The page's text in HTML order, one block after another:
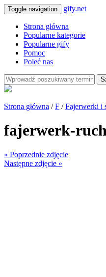
Toggle navigation gify.net
Strona główna
Popularne kategorie
Popularne gify
Pomoc
Poleć nas
Strona główna /F /Fajerwerki i
fajerwerk-
« Poprzednie zdjęcie
Następne zdjęcie »